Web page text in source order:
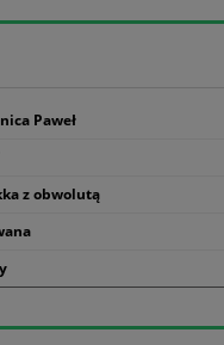
Paweł
z obwolutą